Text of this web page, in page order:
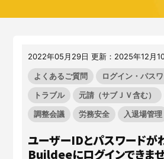
さよなら、紙マニフェスト 建設
サ
入退場も、調整会議も、もっと
Buildeeと連携した機器及びシス
テムを提供するサービスです。
CO₂
建設業
の算出
2022年05月29日 更新：2025年12月
よくあるご質問 ログイン・パス
トラブル 元請（サブＪＶ含む）
調整会議 労務安全 入退場管理
ユーザーIDとパスワードが
Buildeeにログインできま